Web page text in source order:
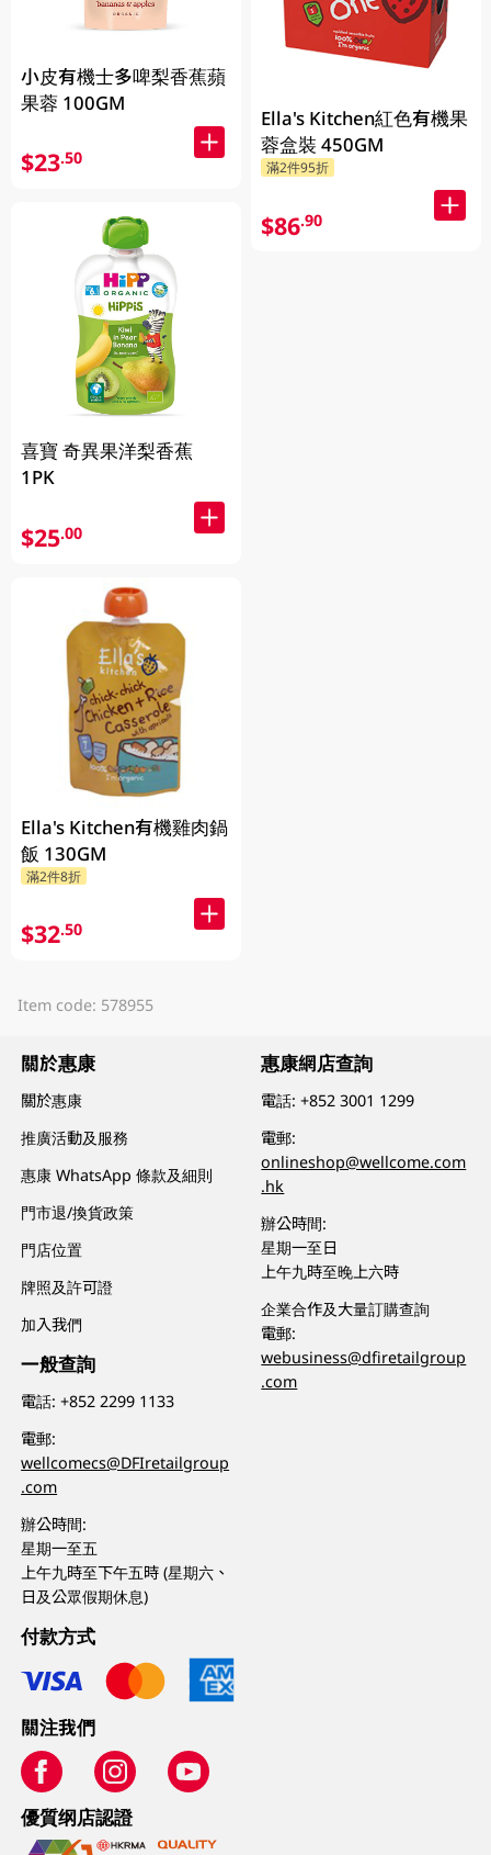
小皮有機士多啤梨香蕉蘋
果蓉 100GM
$23.50
喜寶 奇異果洋梨香蕉
1PK
$25.00
Ella's Kitchen有機雞肉鍋
飯 130GM
滿2件8折
$32.50
Ella's Kitchen紅色有機果
蓉盒裝 450GM
滿2件95折
$86.90
Item code: 578955
關於惠康
關於惠康
推廣活動及服務
惠康 WhatsApp 條款及細則
門市退/換貨政策
門店位置
牌照及許可證
加入我們
一般查詢
電話:+852 2299 1133
電郵:
wellcomecs@DFIretailgroup
.com
辦公時間:
星期一至五
上午九時至下午五時 (星期六、
日及公眾假期休息)
惠康網店查詢
電話:+852 3001 1299
電郵:
onlineshop@wellcome.com
.hk
辦公時間:
星期一至日
上午九時至晚上六時
企業合作及大量訂購查詢
電郵:
webusiness@dfiretailgroup
.com
付款方式
關注我們
優質纲店認證